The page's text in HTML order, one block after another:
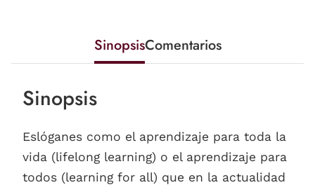
SinopsisComentarios
Sinopsis
Eslóganes como el aprendizaje para toda la
vida (lifelong learning) o el aprendizaje para
todos (learning for all) que en la actualidad